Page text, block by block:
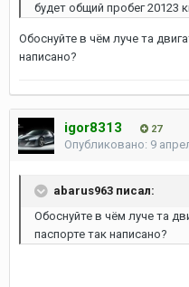
будет общий пробег 20123
Обоснуйте в чём луче та
написано?
igor8313 27
Опубликовано: 9
abarus963 писал:
Обоснуйте в чём луче та
паспорте так написано?